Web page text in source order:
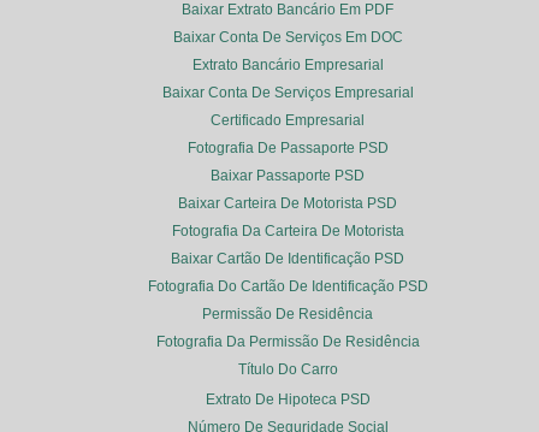
Baixar Extrato Bancário Em PDF
Baixar Conta De Serviços Em DOC
Extrato Bancário Empresarial
Baixar Conta De Serviços Empresarial
Certificado Empresarial
Fotografia De Passaporte PSD
Baixar Passaporte PSD
Baixar Carteira De Motorista PSD
Fotografia Da Carteira De Motorista
Baixar Cartão De Identificação PSD
Fotografia Do Cartão De Identificação PSD
Permissão De Residência
Fotografia Da Permissão De Residência
Título Do Carro
Extrato De Hipoteca PSD
Número De Seguridade Social